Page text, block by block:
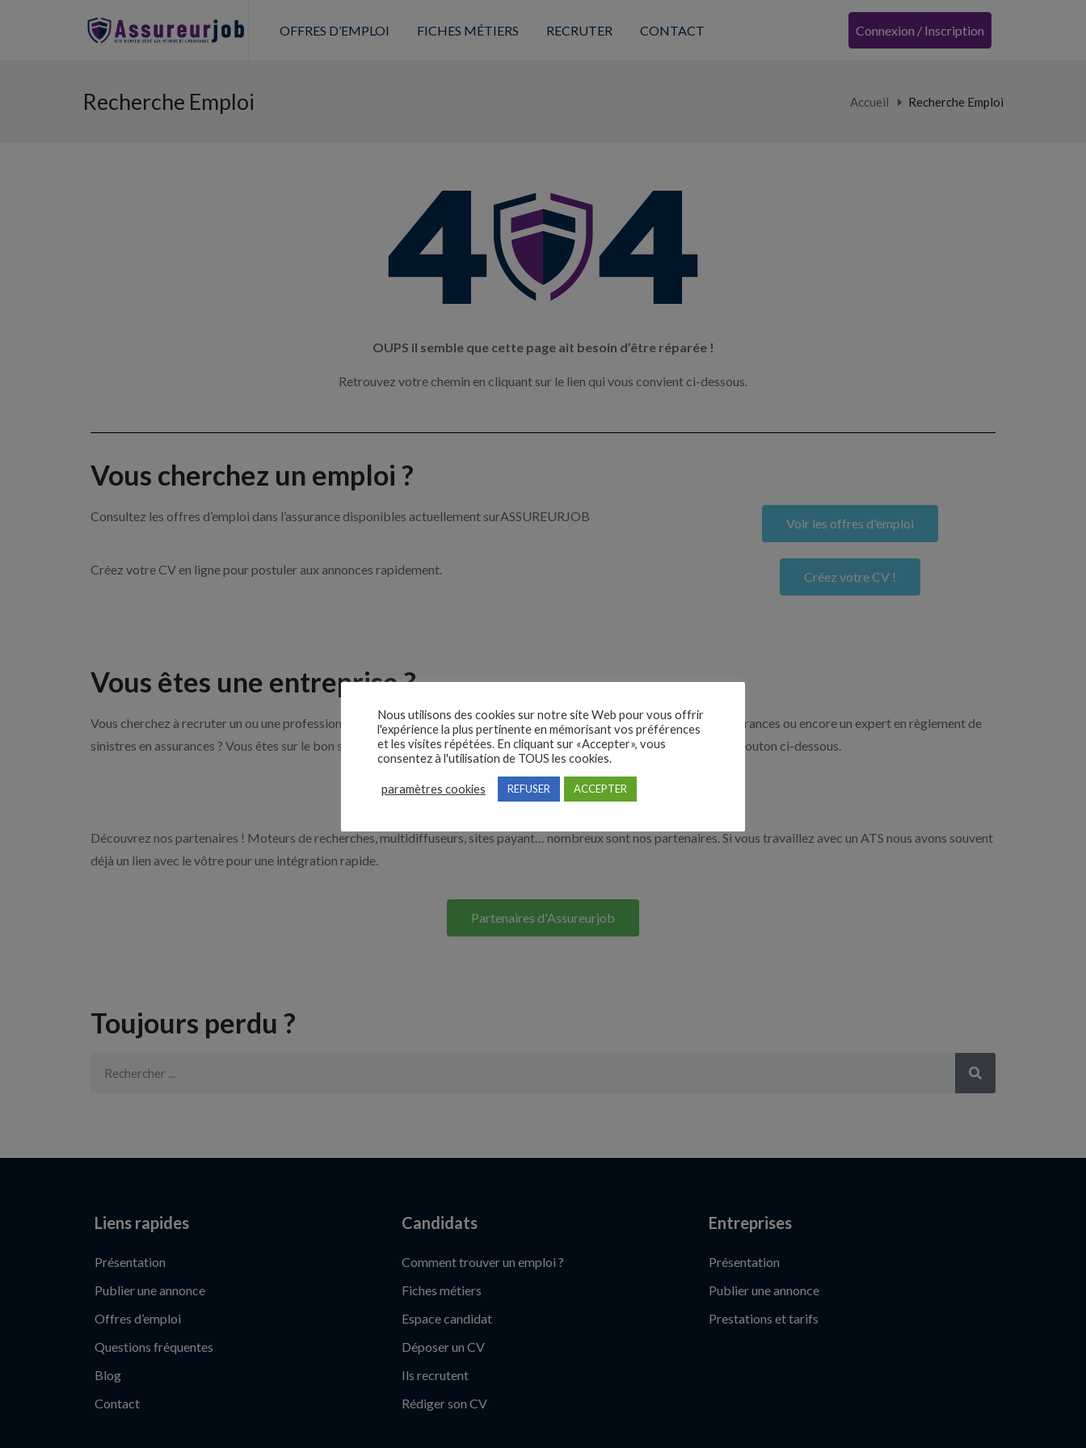
OFFRES D’EMPLOI FICHES MÉTIERS RECRUTER CONTACT Connexion / Inscription
Recherche Emploi Accueil Recherche Emploi
OUPS il semble que cette page ait besoin d’être réparée !
Retrouvez votre chemin en cliquant sur le lien qui vous convient ci-dessous.
Vous cherchez un emploi ?
Consultez les offres d’emploi dans l’assurance disponibles actuellement surASSUREURJOB Voir les offres d'emploi
Créez votre CV en ligne pour postuler aux annonces rapidement. Créez votre CV !
Vous êtes une entreprise ?
Vous cherchez à recruter un ou une professionnelle de l’assurance par exemple un chargé de clientèle, un courtier en assurances ou encore un expert en règlement de
sinistres en assurances ? Vous êtes sur le bon site. Découvrez nos solutions pour vous aider à recruter en cliquant sur le bouton ci-dessous.
Nos solutions entreprises
Découvrez nos partenaires ! Moteurs de recherches, multidiffuseurs, sites payant… nombreux sont nos partenaires. Si vous travaillez avec un ATS nous avons souvent
déjà un lien avec le vôtre pour une intégration rapide.
Partenaires d'Assureurjob
Toujours perdu ?
Liens rapides
Présentation
Publier une annonce
Offres d’emploi
Questions fréquentes
Blog
Contact
Candidats
Comment trouver un emploi ?
Fiches métiers
Espace candidat
Déposer un CV
Ils recrutent
Rédiger son CV
Entreprises
Présentation
Publier une annonce
Prestations et tarifs
Nous utilisons des cookies sur notre site Web pour vous offrir
l'expérience la plus pertinente en mémorisant vos préférences
et les visites répétées. En cliquant sur «Accepter», vous
consentez à l'utilisation de TOUS les cookies.
paramètres cookies REFUSER ACCEPTER